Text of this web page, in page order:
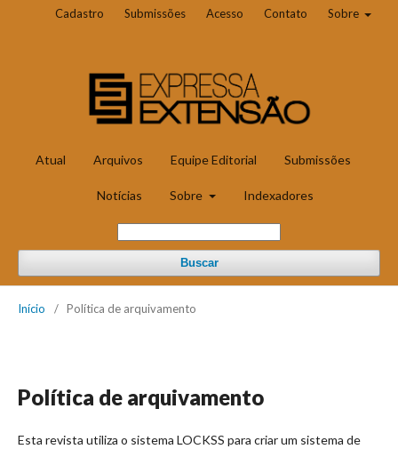
Atual Arquivos Equipe Editorial Submissões
Notícias Sobre Indexadores
Buscar
Cadastro Submissões Acesso Contato Sobre
Início / Política de arquivamento
Política de arquivamento
Esta revista utiliza o sistema LOCKSS para criar um sistema de